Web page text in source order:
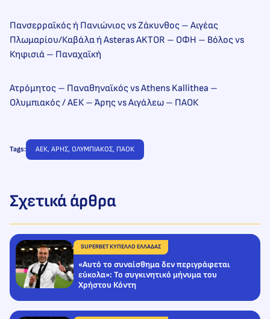
Πανσερραϊκός ή Πανιώνιος vs Ζάκυνθος – Αιγέας
Πλωμαρίου/Καβάλα ή Asteras AKTOR – ΟΦΗ – Βόλος vs
Κηφισιά – Παναχαϊκή
Ατρόμητος – Παναθηναϊκός vs Athens Kallithea –
Ολυμπιακός / ΑΕΚ – Άρης vs Αιγάλεω – ΠΑΟΚ
Tags: ΑΕΚ, ΑΡΗΣ, ΟΛΥΜΠΙΑΚΟΣ, ΠΑΟΚ
Σχετικά άρθρα
SUPERBET ΚΥΠΕΛΛΟ ΕΛΛΑΔΑΣ
«Αυτό το συναίσθημα δεν περιγράφεται
εύκολα»: Το συγκινητικό μήνυμα του
Χρήστου Κόντη